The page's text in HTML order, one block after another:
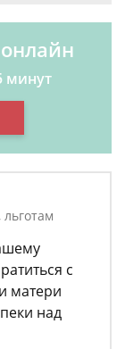
минут
с
матери
над